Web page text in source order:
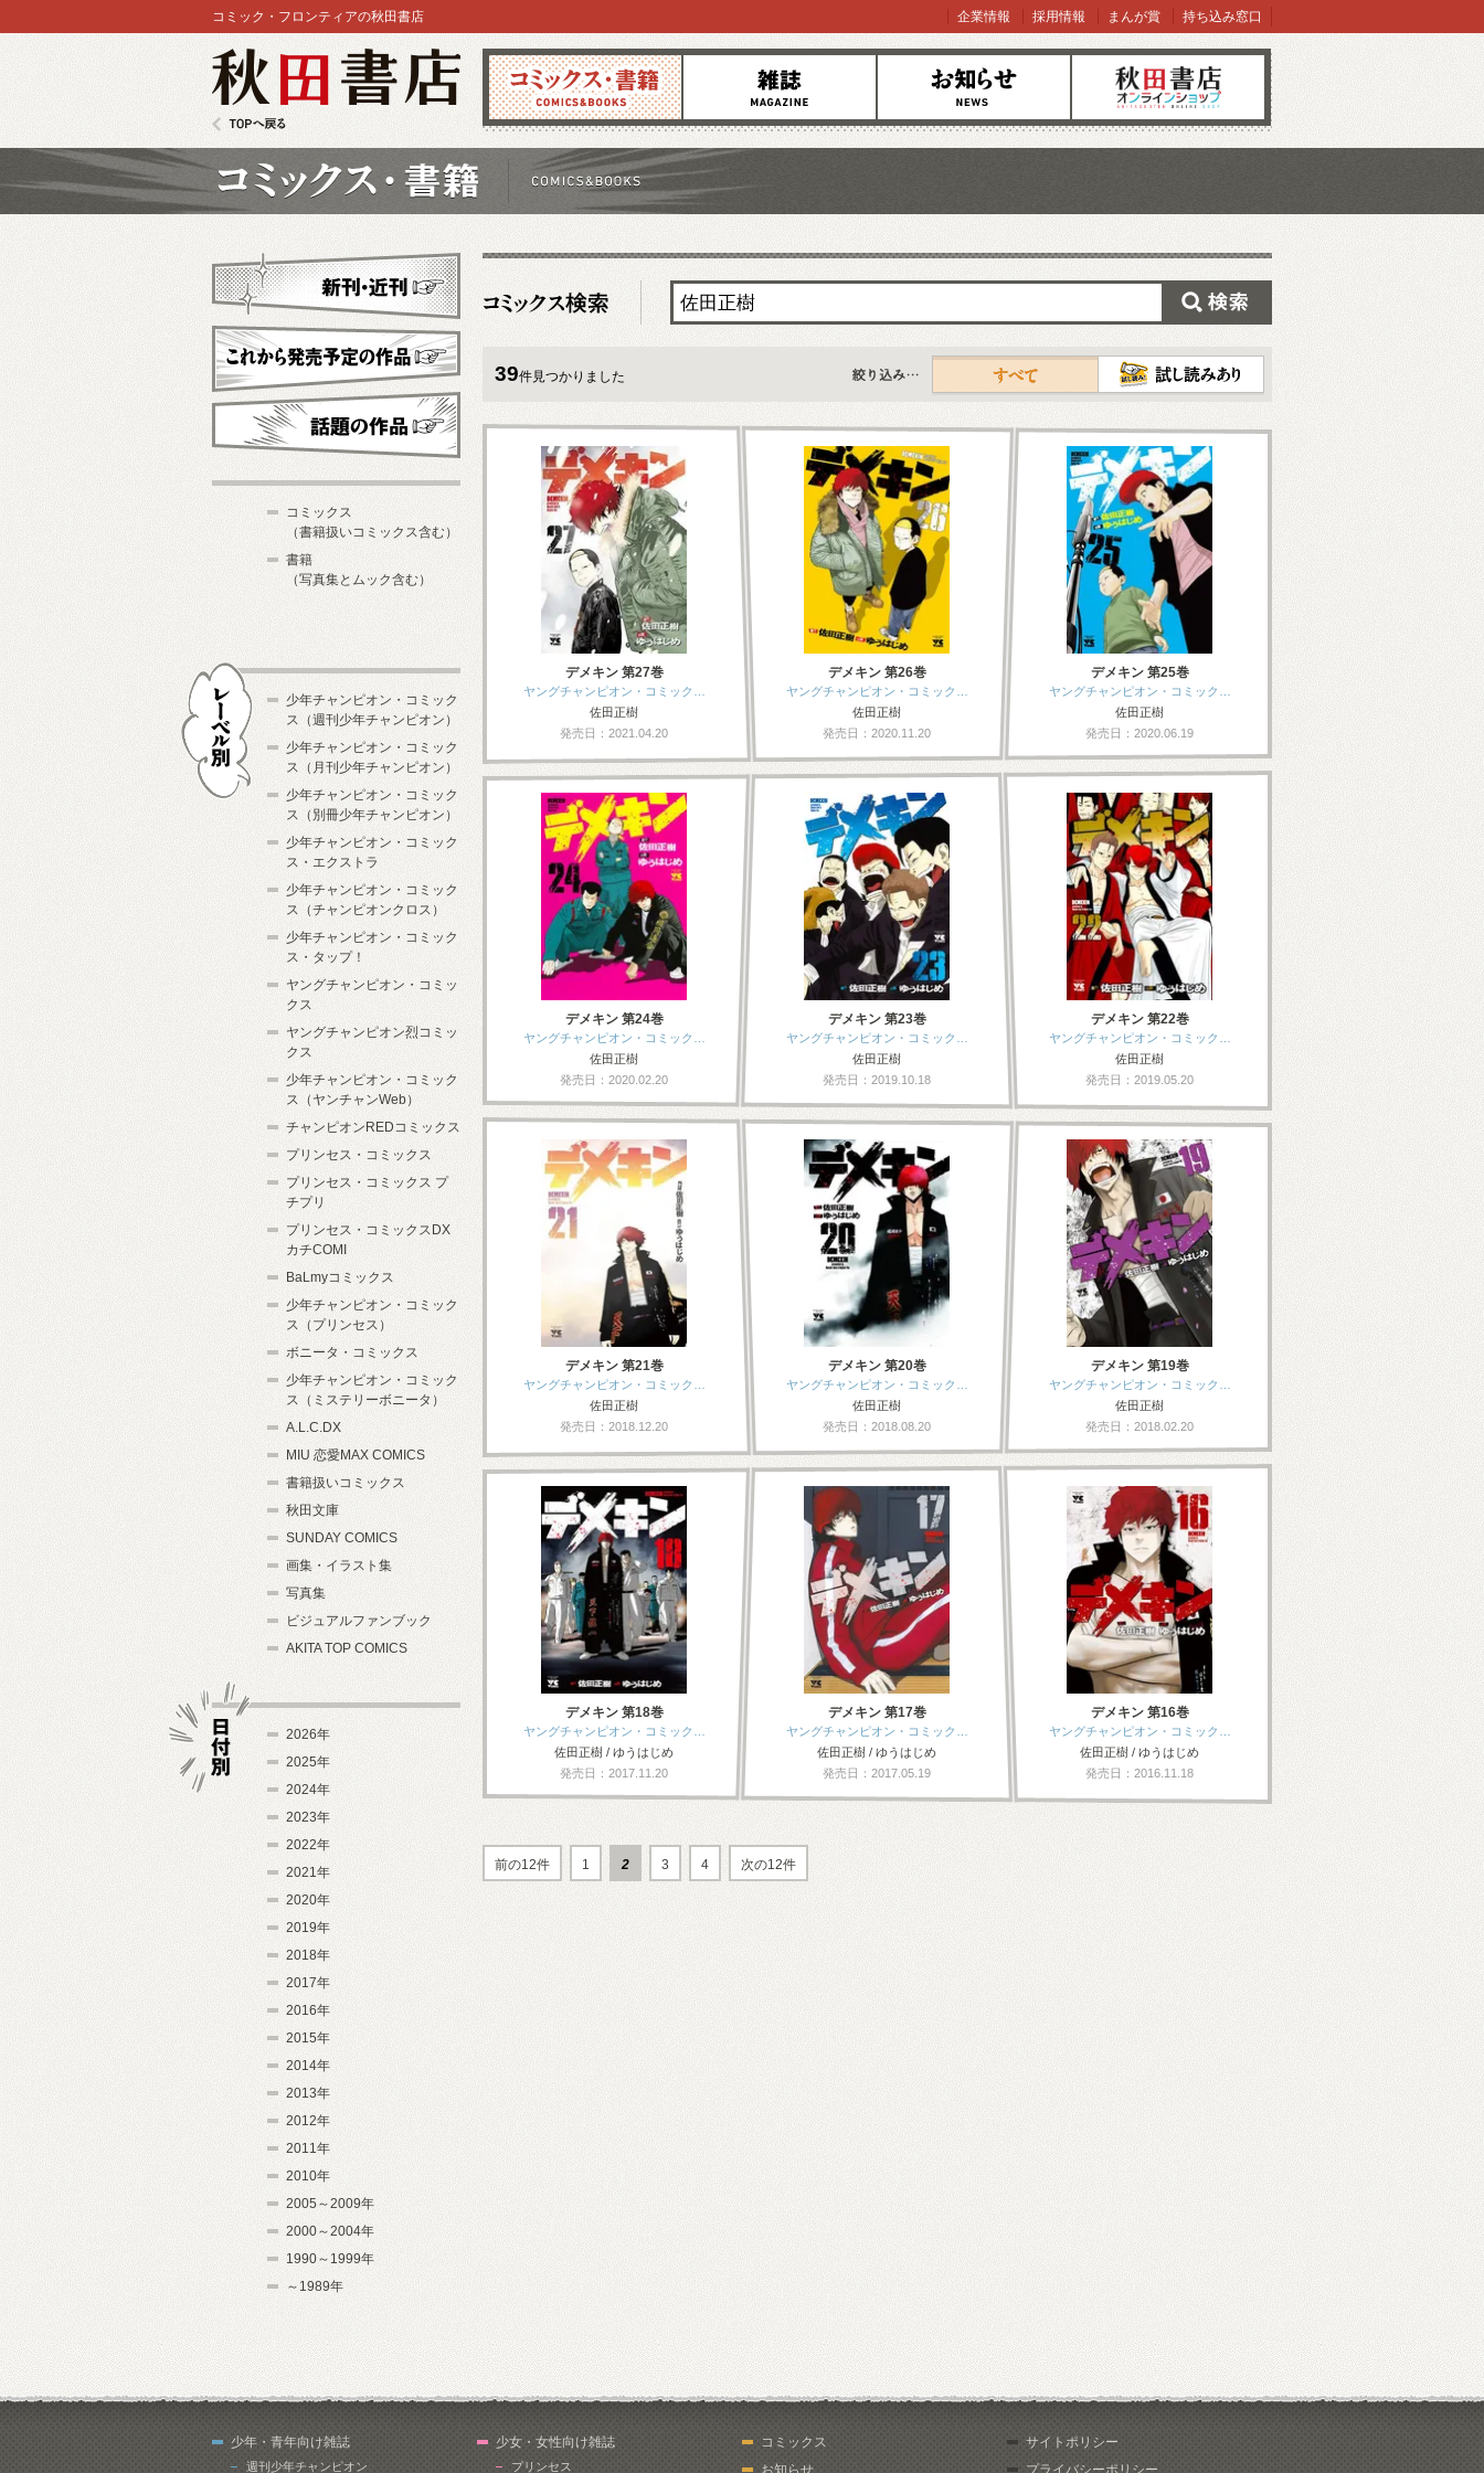
コミックス 雑誌 お知らせ オンラインショップ
コミック・フロンティアの秋田書店 企業情報 採用情報 まんが賞 持ち込み窓口
39件見つかりました
すべて
デメキン 第27巻
ヤングチャンピオン・コミック…
佐田正樹
発売日：2021.04.20
デメキン 第26巻
ヤングチャンピオン・コミック…
佐田正樹
発売日：2020.11.20
デメキン 第25巻
ヤングチャンピオン・コミック…
佐田正樹
発売日：2020.06.19
デメキン 第24巻
ヤングチャンピオン・コミック…
佐田正樹
発売日：2020.02.20
デメキン 第23巻
ヤングチャンピオン・コミック…
佐田正樹
発売日：2019.10.18
デメキン 第22巻
ヤングチャンピオン・コミック…
佐田正樹
発売日：2019.05.20
デメキン 第21巻
ヤングチャンピオン・コミック…
佐田正樹
発売日：2018.12.20
デメキン 第20巻
ヤングチャンピオン・コミック…
佐田正樹
発売日：2018.08.20
デメキン 第19巻
ヤングチャンピオン・コミック…
佐田正樹
発売日：2018.02.20
デメキン 第18巻
ヤングチャンピオン・コミック…
佐田正樹 / ゆうはじめ
発売日：2017.11.20
デメキン 第17巻
ヤングチャンピオン・コミック…
佐田正樹 / ゆうはじめ
発売日：2017.05.19
デメキン 第16巻
ヤングチャンピオン・コミック…
佐田正樹 / ゆうはじめ
発売日：2016.11.18
前の12件 1 2 3 4 次の12件
新刊・近刊
これから発売予定
コミックス
（書籍扱いコミックス含む）
書籍
（写真集とムック含む）
少年チャンピオン・コミック
ス（週刊少年チャンピオン）
少年チャンピオン・コミック
ス（月刊少年チャンピオン）
少年チャンピオン・コミック
ス（別冊少年チャンピオン）
少年チャンピオン・コミック
ス・エクストラ
少年チャンピオン・コミック
ス（チャンピオンクロス）
少年チャンピオン・コミック
ス・タップ！
ヤングチャンピオン・コミッ
クス
ヤングチャンピオン烈コミッ
クス
少年チャンピオン・コミック
ス（ヤンチャンWeb）
チャンピオンREDコミックス
プリンセス・コミックス
プリンセス・コミックス プ
チプリ
プリンセス・コミックスDX
カチCOMI
BaLmyコミックス
少年チャンピオン・コミック
ス（プリンセス）
ボニータ・コミックス
少年チャンピオン・コミック
ス（ミステリーボニータ）
A.L.C.DX
MIU 恋愛MAX COMICS
書籍扱いコミックス
秋田文庫
SUNDAY COMICS
画集・イラスト集
写真集
ビジュアルファンブック
AKITA TOP COMICS
2026年
2025年
2024年
2023年
2022年
2021年
2020年
2019年
2018年
2017年
2016年
2015年
2014年
2013年
2012年
2011年
2010年
2005～2009年
2000～2004年
1990～1999年
～1989年
少年・青年向け雑誌
週刊少年チャンピオン
少女・女性向け雑誌
プリンセス
コミックス
お知らせ
サイトポリシー
プライバシーポリシー